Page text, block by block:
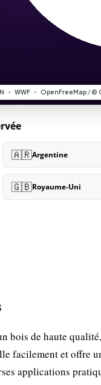
🇦🇷Argentine
🇬🇧Royaume-Uni
bois de haute
facilement et offre
applications